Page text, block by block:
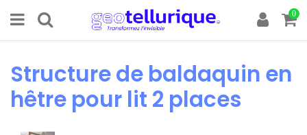
0
Structure de baldaquin en
hêtre pour lit 2 places